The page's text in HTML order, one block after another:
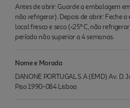
Antes de abrir: Guarde a embalagem
não refrigerar). Depois de abrir: Feche
local fresco e seco (<25º C, não
período não superior a 4 semanas.
Nome e Morada
DANONE PORTUGAL S.A (EMD) Av. D.
Piso 1990-084 Lisboa